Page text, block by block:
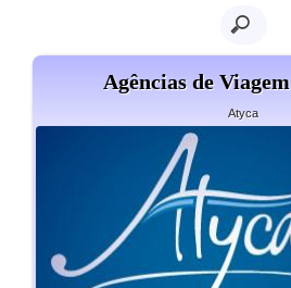
Agências de
Atyca